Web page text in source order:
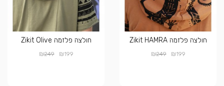
חולצה פלזמה Zikit HAMRA
₪199
₪249
חולצה פלזמה Zikit Olive
₪199
₪249